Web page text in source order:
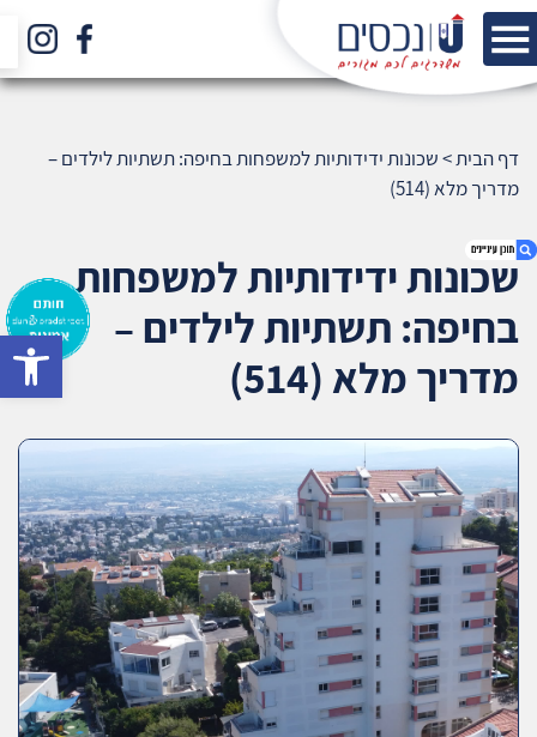
1. שכונות ידידותיות למשפחות בחיפה: תשתיות
לילדים – מדריך מלא (514)
3. שאלתם ? ענינו !
דף הבית>שכונות ידידותיות למשפחות בחיפה: תשתיות לילדים –
מדריך מלא (514)
שכונות ידידותיות למשפחות
בחיפה: תשתיות לילדים –
מדריך מלא (514)